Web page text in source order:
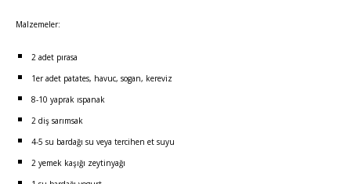
Malzemeler:
2 adet pırasa
1er adet patates, havuc, sogan, kereviz
8-10 yaprak ıspanak
2 diş sarımsak
4-5 su bardağı su veya tercihen et suyu
2 yemek kaşığı zeytinyağı